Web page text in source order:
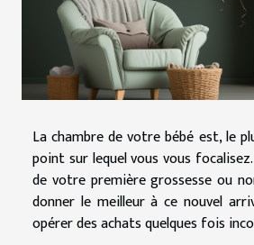
La chambre de votre bébé est, le
point sur lequel vous vous focalisez.
de votre première grossesse ou
donner le meilleur à ce nouvel
opérer des achats quelques fois